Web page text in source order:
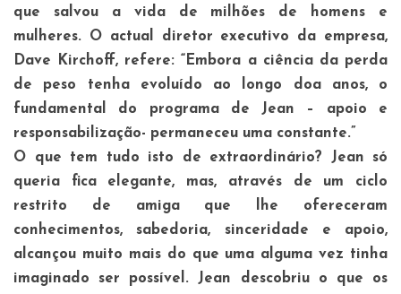
que salvou a vida de milhões de homens e
mulheres. O actual diretor executivo da empresa,
Dave Kirchoff, refere: “Embora a ciência da perda
de peso tenha evoluído ao longo doa anos, o
fundamental do programa de Jean – apoio e
responsabilização- permaneceu uma constante.”
O que tem tudo isto de extraordinário? Jean só
queria fica elegante, mas, através de um ciclo
restrito de amiga que lhe ofereceram
conhecimentos, sabedoria, sinceridade e apoio,
alcançou muito mais do que uma alguma vez tinha
imaginado ser possível. Jean descobriu o que os